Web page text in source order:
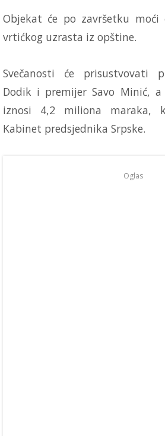
Objekat će po završetku
vrtićkog uzrasta iz opštine.
Svečanosti će prisustvovati
Dodik i premijer Savo Minić,
iznosi 4,2 miliona maraka,
Kabinet predsjednika Srpske.
Oglas